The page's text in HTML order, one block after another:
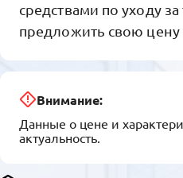
средствами по уходу
предложить свою цену
Внимание:
Данные о цене и
актуальность.